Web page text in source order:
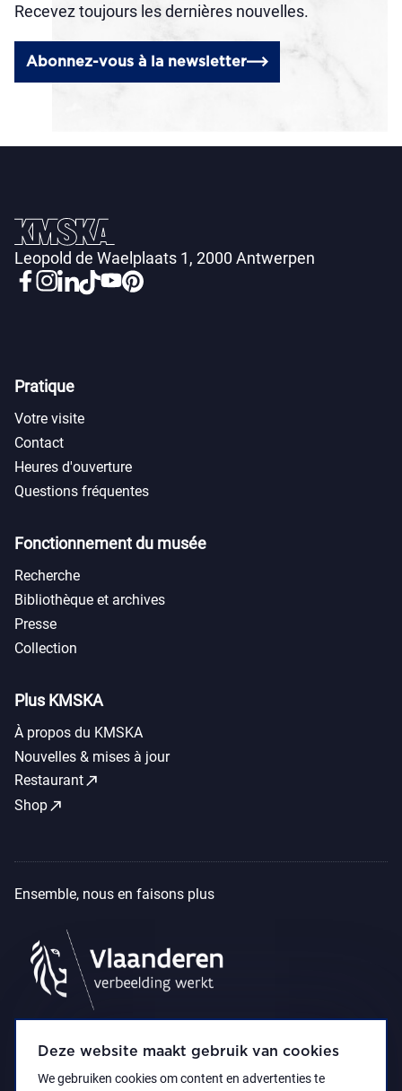
Deze website maakt gebruik van cookies
We gebruiken cookies om content en advertenties te
Recevez toujours les dernières nouvelles.
Abonnez-vous à la newsletter
Leopold de Waelplaats 1, 2000 Antwerpen
Pratique
Votre visite
Contact
Heures d'ouverture
Questions fréquentes
Fonctionnement du musée
Recherche
Bibliothèque et archives
Presse
Collection
Plus KMSKA
À propos du KMSKA
Nouvelles & mises à jour
Restaurantcall_made
Shopcall_made
Ensemble, nous en faisons plus